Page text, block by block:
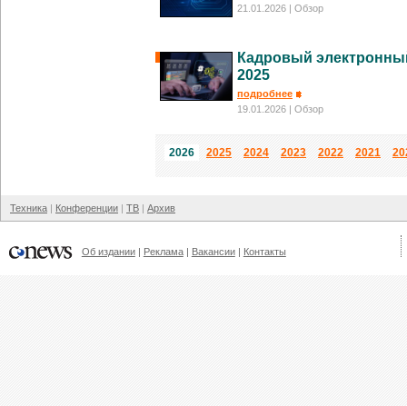
21.01.2026
| Обзор
Кадровый
2025
подробнее
19.01.2026
| Обзор
2026 2025 2024 2023 2022 2021
Техника Конференции ТВ Архив
Об издании Реклама Вакансии Контакты